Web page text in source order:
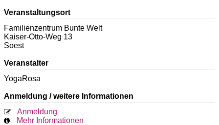
Veranstaltungsort
Familienzentrum Bunte Welt
Kaiser-Otto-Weg 13
Soest
Veranstalter
YogaRosa
Anmeldung / weitere Informationen
Anmeldung
Mehr Informationen